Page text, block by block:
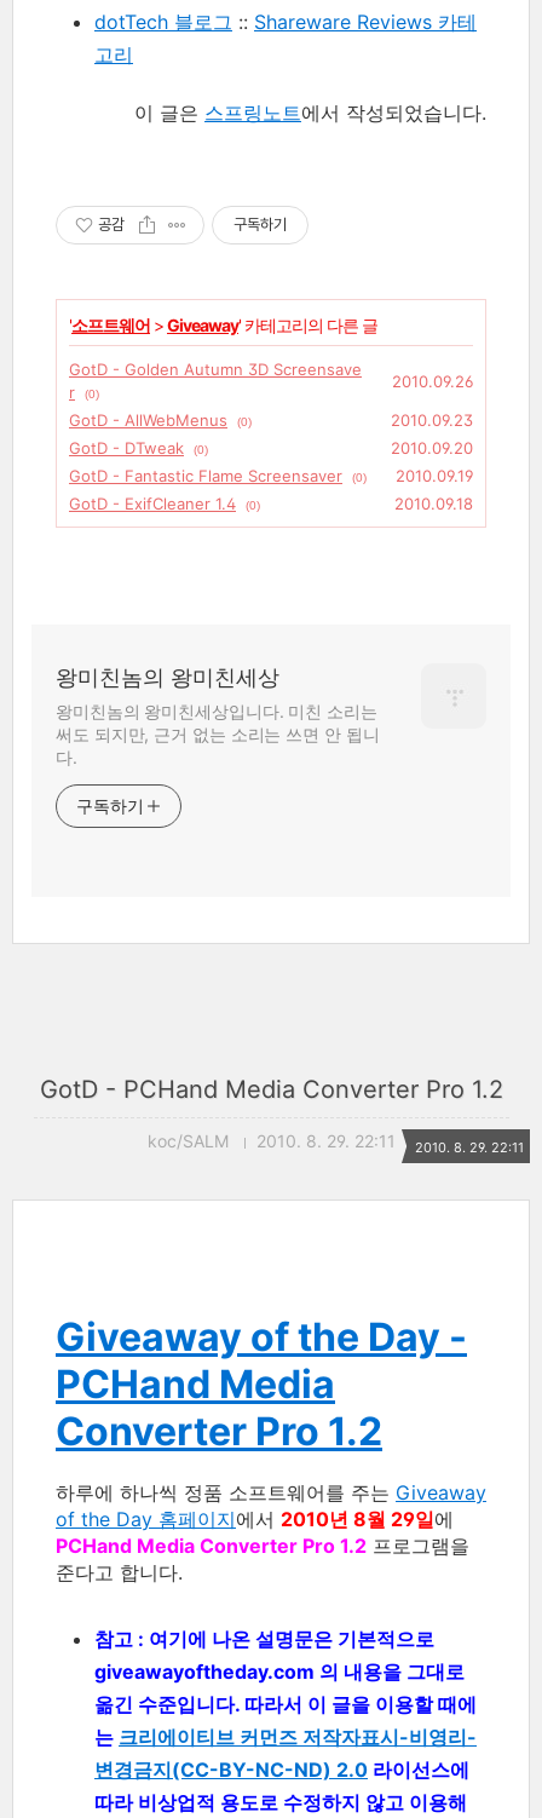
dotTech 블로그 :: Shareware Reviews 카테
고리
이 글은 스프링노트에서 작성되었습니다.
공감 구독하기
'소프트웨어 >Giveaway' 카테고리의 다른 글
GotD - Golden Autumn 3D Screensave
r
(0)
2010.09.26
GotD - AllWebMenus
(0)
2010.09.23
GotD - DTweak
(0)
2010.09.20
GotD - Fantastic Flame Screensaver
(0)
2010.09.19
GotD - ExifCleaner 1.4
(0) 2010.09.18
왕미친놈의 왕미친세상
왕미친놈의 왕미친세상입니다. 미친 소리는
써도 되지만, 근거 없는 소리는 쓰면 안 됩니
다.
구독하기
GotD - PCHand Media Converter Pro 1.2
koc/SALM 2010. 8. 29. 22:11 2010. 8. 29. 22:11
Giveaway of the Day -
PCHand Media
Converter Pro 1.2
하루에 하나씩 정품 소프트웨어를 주는 Giveaway
of the Day 홈페이지에서 2010년 8월 29일에
PCHand Media Converter Pro 1.2 프로그램을
준다고 합니다.
참고 : 여기에 나온 설명문은 기본적으로
giveawayoftheday.com 의 내용을 그대로
옮긴 수준입니다. 따라서 이 글을 이용할 때에
는 크리에이티브 커먼즈 저작자표시-비영리-
변경금지(CC-BY-NC-ND) 2.0 라이선스에
따라 비상업적 용도로 수정하지 않고 이용해